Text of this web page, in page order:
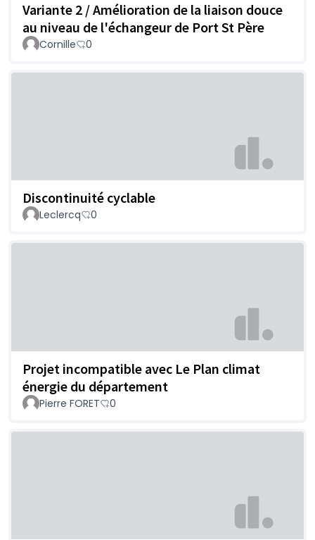
Variante 2 / Amélioration de la liaison douce
au niveau de l'échangeur de Port St Père
Cornille 0
Discontinuité cyclable
Leclercq 0
Projet incompatible avec Le Plan climat
énergie du département
Pierre FORET 0